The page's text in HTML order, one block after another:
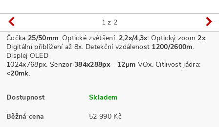
1 z 2
Čočka 25/50mm. Optické zvětšení: 2,2x/4,3x. Optický zoom 2x.
Digitální přiblížení až 8x. Detekční vzdálenost 1200/2600m.
Displej OLED
1024x768px. Senzor384x288px- 12μm VOx.Citlivost jádra:
<20mk.
Dostupnost Skladem
Běžná cena 52 990 Kč